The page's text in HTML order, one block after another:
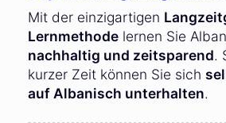
Mit der einzigartigen
Lernmethode lernen Sie
nachhaltig und zeitsparend.
kurzer Zeit können Sie sich
auf Albanisch unterhalten.